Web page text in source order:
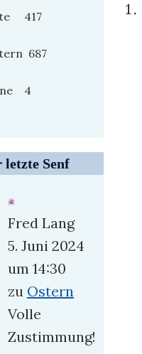
417
687
4
letzte Senf
Fred Lang
5. Juni 2024
um 14:30
zu Ostern
Volle
Zustimmung!